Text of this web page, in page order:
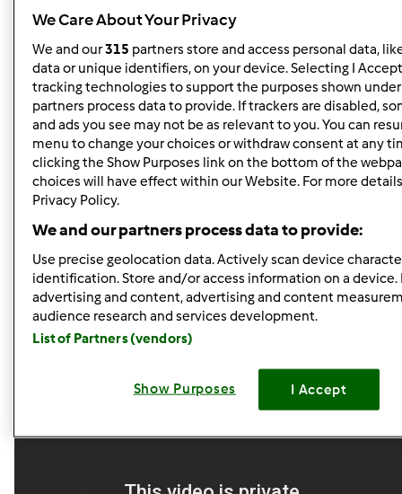
La Chef Antonia Klugmann ha preparato per noi per
regalarvi un menù stellato da preparare
#acasaconbimby.
Nella ricetta di oggi, che trovate anche su Cookidoo
cliccando qui http://bit.ly/CioccolatoRafanoscoprirete
la piccantezza del rafano unita alla dolcezza avvolgente
Non perdete l'intervista che Stefania Corrado, la
Responsabile dei prodotti editoriali Bimby® Italia ha fatto
ad Antonia Klugmann per scoprire tutti i segreti di questo
dessert natalizio.
We Care About Your Privacy
We and our315 partners store and access personal data,
data or unique identifiers, on your device. Selecting I
tracking technologies to support the purposes shown
partners process data to provide. If trackers are disabled,
and ads you see may not be as relevant to you. You can
menu to change your choices or withdraw consent at any
clicking the Show Purposes link on the bottom of the
choices will have effect within our Website. For more
Privacy Policy.
We and our partners process data to provide:
Use precise geolocation data. Actively scan device
identification. Store and/or access information on a device.
advertising and content, advertising and content
audience research and services development.
List of Partners (vendors)
Show Purposes I Accept